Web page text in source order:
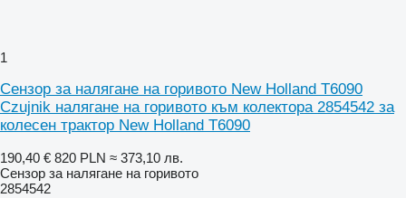
1
Сензор за налягане на горивото New Holland T6090
Czujnik налягане на горивото към колектора 2854542 за
колесен трактор New Holland T6090
190,40 € 820 PLN ≈ 373,10 лв.
Сензор за налягане на горивото
2854542